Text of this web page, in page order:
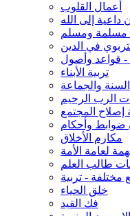
أعمال القلوب
إلى الله
مسلمة ومسلم
في الدين
- قواعد وأصول
تربية الأبناء
والجماعة
الرب الرحيم
المجتمع
ضوابط وأحكام
مكارم الأخلاق
لعامة الأمة
طالب العلم
مختلفة - تربية
خلق الحياء
فك القيد